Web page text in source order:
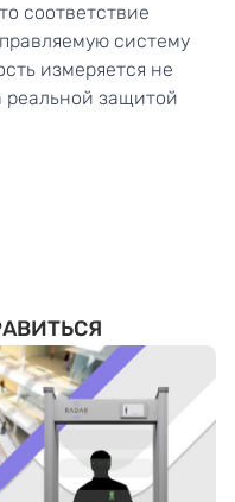
соответствие
систему
измеряется не
защитой